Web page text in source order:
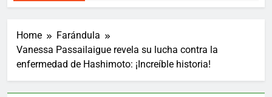
Home
Farándula
Vanessa Passailaigue revela su lucha contra la
enfermedad de Hashimoto: ¡Increíble historia!